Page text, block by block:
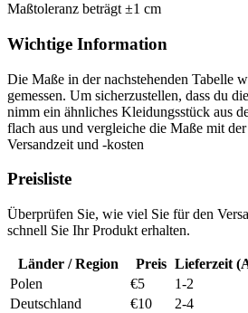
Maßtoleranz beträgt ±1 cm
Wichtige Information
Die Maße in der nachstehenden Tabelle
gemessen. Um sicherzustellen, dass du
nimm ein ähnliches Kleidungsstück aus
flach aus und vergleiche die Maße mit
Versandzeit und -kosten
Preisliste
Überprüfen Sie, wie viel Sie für den
schnell Sie Ihr Produkt erhalten.
Länder / Region Preis Lieferzeit
Polen
€5
1-2
Deutschland
€10
2-4